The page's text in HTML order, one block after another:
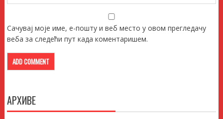
Сачувај моје име, е-пошту и веб место у овом прегледачу
веба за следећи пут када коментаришем.
АРХИВЕ